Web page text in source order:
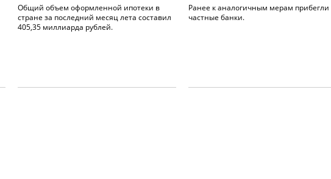
Общий объем оформленной ипотеки в
стране за последний месяц лета составил
405,35 миллиарда рублей.
Ранее к аналогичным мерам прибегли
частные банки.